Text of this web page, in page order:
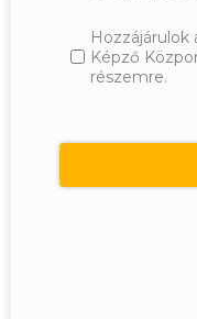
Hozzájárulok
Képző
részemre.